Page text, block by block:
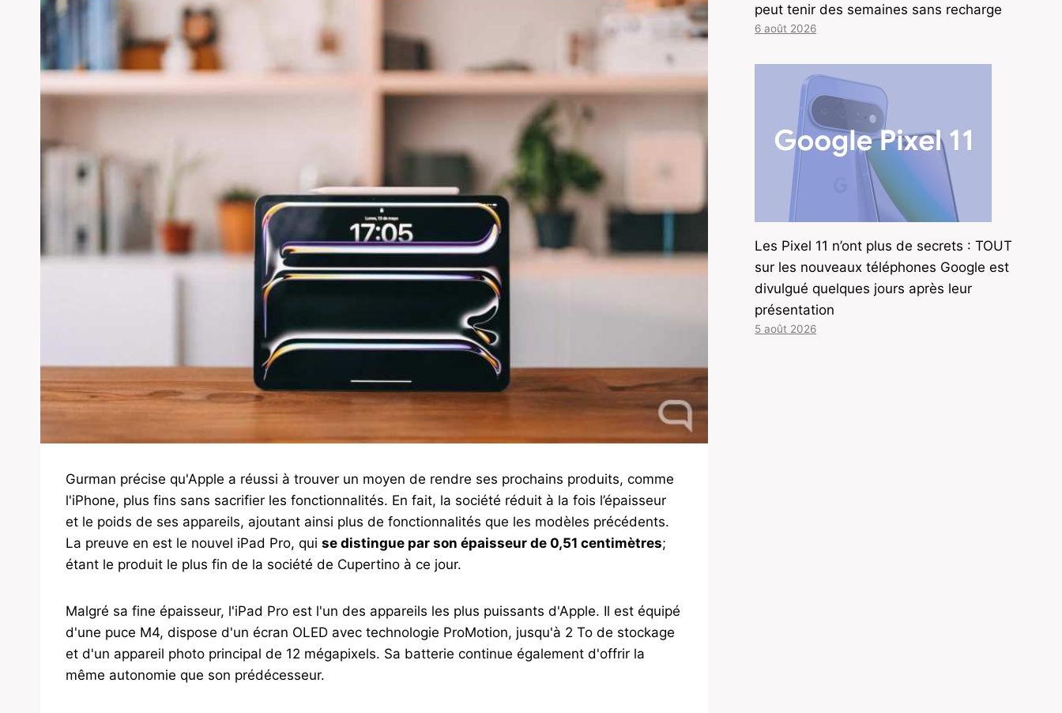
Gurman précise qu'Apple a réussi à trouver un moyen de rendre ses prochains produits, comme
l'iPhone, plus fins sans sacrifier les fonctionnalités. En fait, la société réduit à la fois l’épaisseur
et le poids de ses appareils, ajoutant ainsi plus de fonctionnalités que les modèles précédents.
La preuve en est le nouvel iPad Pro, qui se distingue par son épaisseur de 0,51 centimètres;
étant le produit le plus fin de la société de Cupertino à ce jour.
Malgré sa fine épaisseur, l'iPad Pro est l'un des appareils les plus puissants d'Apple. Il est équipé
d'une puce M4, dispose d'un écran OLED avec technologie ProMotion, jusqu'à 2 To de stockage
et d'un appareil photo principal de 12 mégapixels. Sa batterie continue également d'offrir la
même autonomie que son prédécesseur.
peut tenir des semaines sans recharge
6 août 2026
Les Pixel 11 n’ont plus de secrets : TOUT
sur les nouveaux téléphones Google est
divulgué quelques jours après leur
présentation
5 août 2026